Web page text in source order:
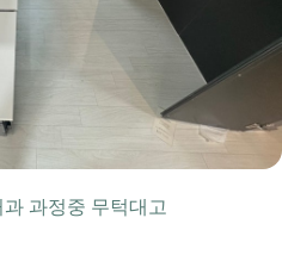
과정중 무턱대고